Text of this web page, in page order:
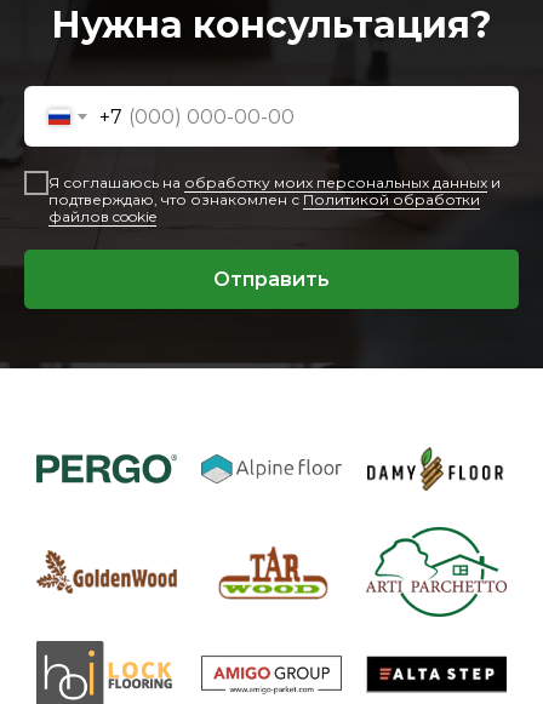
Нужна консультация?
+7
Я соглашаюсь на обработку моих персональных данных и
подтверждаю, что ознакомлен с Политикой обработки
файлов cookie
Отправить